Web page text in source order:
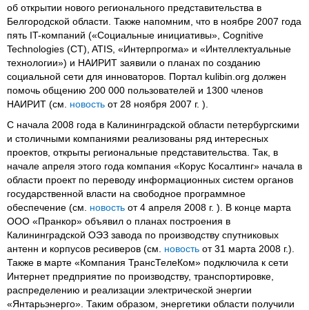
об открытии нового регионального представительства в
Белгородской области. Также напомним, что в ноябре 2007 года
пять IT-компаний («Социальные инициативы», Cognitive
Technologies (CT), ATIS, «Интерпрогма» и «Интеллектуальные
технологии») и НАИРИТ заявили о планах по созданию
социальной сети для инноваторов. Портал kulibin.org должен
помочь общению 200 000 пользователей и 1300 членов
НАИРИТ (см. новость от 28 ноября 2007 г. ).
С начала 2008 года в Калининградской области петербургскими
и столичными компаниями реализованы ряд интересных
проектов, открыты региональные представительства. Так, в
начале апреля этого года компания «Корус Косалтинг» начала в
области проект по переводу информационных систем органов
государственной власти на свободное программное
обеспечение (см. новость от 4 апреля 2008 г. ). В конце марта
ООО «Пранкор» объявил о планах построения в
Калининградской ОЭЗ завода по производству спутниковых
антенн и корпусов ресиверов (см. новость от 31 марта 2008 г.).
Также в марте «Компания ТрансТелеКом» подключила к сети
Интернет предприятие по производству, транспортировке,
распределению и реализации электрической энергии
«Янтарьэнерго». Таким образом, энергетики области получили